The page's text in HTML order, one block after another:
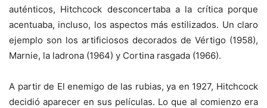
auténticos, Hitchcock desconcertaba a la crítica porque
acentuaba, incluso, los aspectos más estilizados. Un claro
ejemplo son los artificiosos decorados de Vértigo (1958),
Marnie, la ladrona (1964) y Cortina rasgada (1966).
A partir de El enemigo de las rubias, ya en 1927, Hitchcock
decidió aparecer en sus películas. Lo que al comienzo era